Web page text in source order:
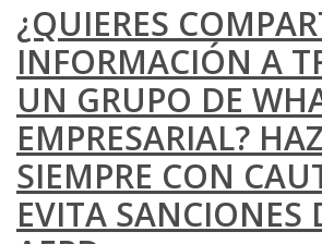
¿QUIERES
INFORMACIÓN A
UN GRUPO DE
EMPRESARIAL?
SIEMPRE CON
EVITA SANCIONES